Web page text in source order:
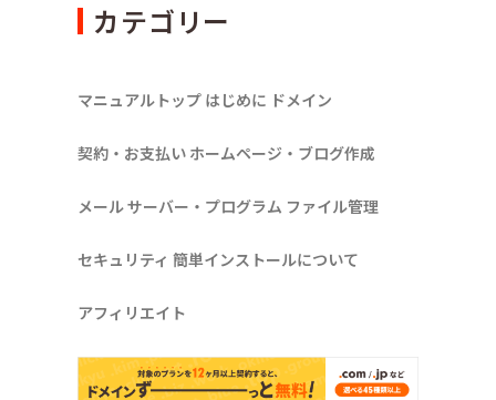
カテゴリー
マニュアルトップ はじめに ドメイン
契約・お支払い ホームページ・ブログ作成
メールサーバー・プログラム ファイル管理
セキュリティ 簡単インストールについて
アフィリエイト